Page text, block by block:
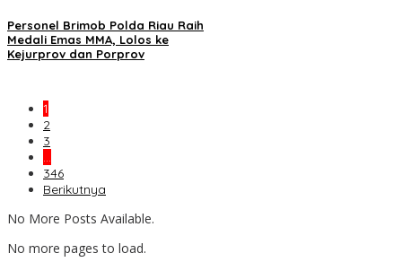
Personel Brimob Polda Riau Raih
Medali Emas MMA, Lolos ke
Kejurprov dan Porprov
1
2
3
…
346
Berikutnya
No More Posts Available.
No more pages to load.